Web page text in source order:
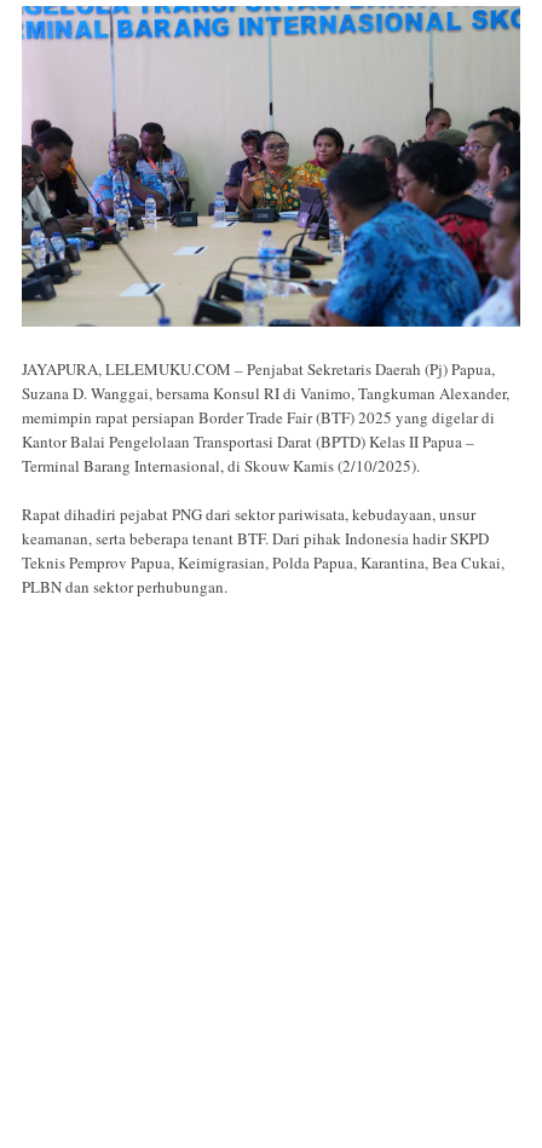
JAYAPURA, LELEMUKU.COM – Penjabat Sekretaris Daerah (Pj) Papua,
Suzana D. Wanggai, bersama Konsul RI di Vanimo, Tangkuman Alexander,
memimpin rapat persiapan Border Trade Fair (BTF) 2025 yang digelar di
Kantor Balai Pengelolaan Transportasi Darat (BPTD) Kelas II Papua –
Terminal Barang Internasional, di Skouw Kamis (2/10/2025).
Rapat dihadiri pejabat PNG dari sektor pariwisata, kebudayaan, unsur
keamanan, serta beberapa tenant BTF. Dari pihak Indonesia hadir SKPD
Teknis Pemprov Papua, Keimigrasian, Polda Papua, Karantina, Bea Cukai,
PLBN dan sektor perhubungan.